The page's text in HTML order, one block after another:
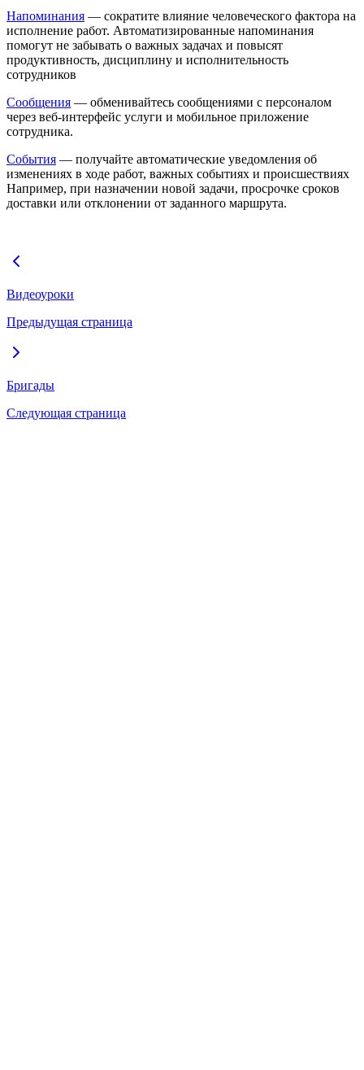
Напоминания — сократите влияние человеческого фактора на
исполнение работ. Автоматизированные напоминания
помогут не забывать о важных задачах и повысят
продуктивность, дисциплину и исполнительность
сотрудников
Сообщения — обменивайтесь сообщениями с персоналом
через веб-интерфейс услуги и мобильное приложение
сотрудника.
События — получайте автоматические уведомления об
изменениях в ходе работ, важных событиях и происшествиях
Например, при назначении новой задачи, просрочке сроков
доставки или отклонении от заданного маршрута.
Видеоуроки
Предыдущая страница
Бригады
Следующая страница